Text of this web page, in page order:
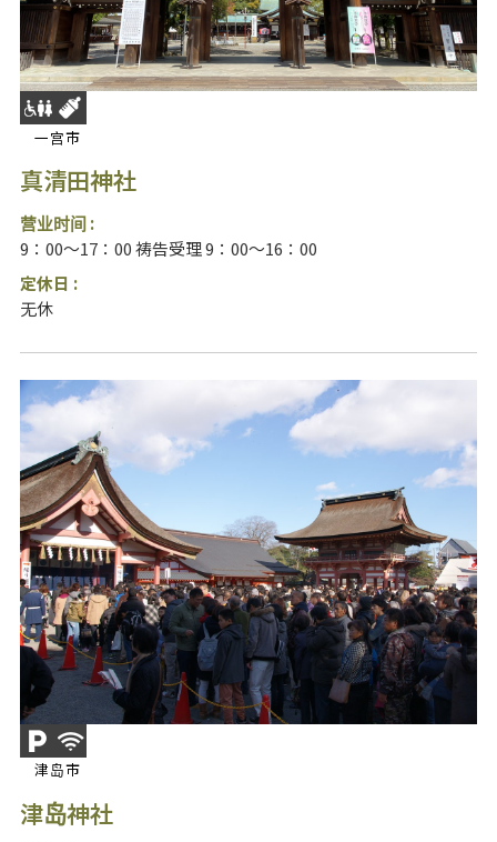
一宫市
真清田神社
营业时间 :
9：00～17：00 祷告受理 9：00～16：00
定休日 :
无休
津岛市
津岛神社